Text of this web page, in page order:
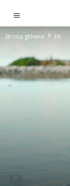
Strona główna Fit
Fit